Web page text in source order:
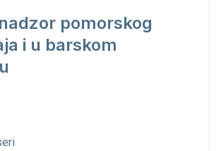
pomorskog
i u barskom